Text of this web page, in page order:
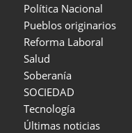
Política Nacional
Pueblos originarios
Reforma Laboral
Salud
Soberanía
SOCIEDAD
Tecnología
Últimas noticias